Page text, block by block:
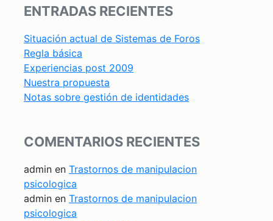
ENTRADAS RECIENTES
Situación actual de Sistemas de Foros
Regla básica
Experiencias post 2009
Nuestra propuesta
Notas sobre gestión de identidades
COMENTARIOS RECIENTES
admin en Trastornos de manipulacion
psicologica
admin en Trastornos de manipulacion
psicologica